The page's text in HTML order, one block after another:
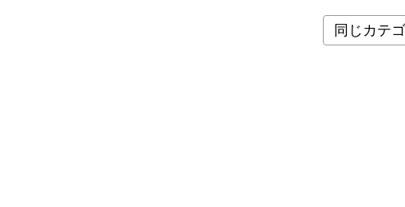
同じカテ